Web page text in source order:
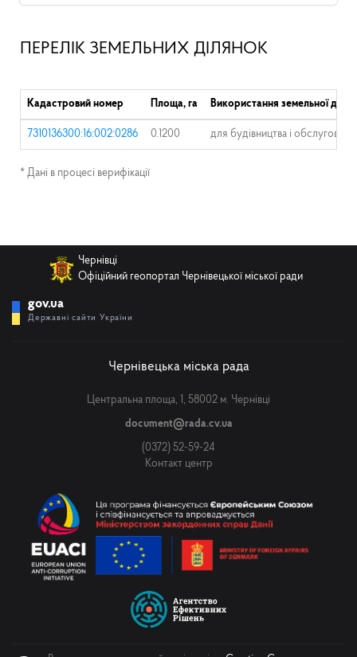
ПЕРЕЛІК ЗЕМЕЛЬНИХ ДІЛЯНОК
Кадастровий номер Площа, га Використання земельної
7310136300:16:002:0286 0.1200 для будівництва і
* Дані в процесі верифікації
Чернівці
Офіційний геопортал Чернівецької міської ради
gov.ua
Державні сайти України
Чернівецька міська рада
Центральна площа, 1, 58002 м. Чернівці
document@rada.cv.ua
(0372) 52-59-24
Контакт центр